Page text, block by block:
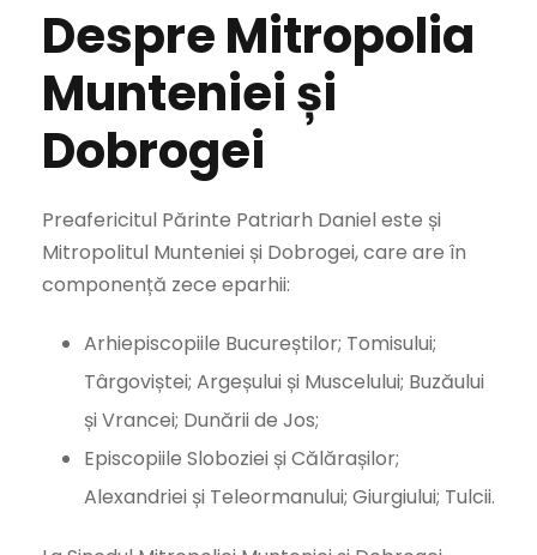
Despre Mitropolia
Munteniei și
Dobrogei
Preafericitul Părinte Patriarh Daniel este și
Mitropolitul Munteniei și Dobrogei, care are în
componență zece eparhii:
Arhiepiscopiile Bucureștilor; Tomisului;
Târgoviștei; Argeșului și Muscelului; Buzăului
și Vrancei; Dunării de Jos;
Episcopiile Sloboziei și Călărașilor;
Alexandriei și Teleormanului; Giurgiului; Tulcii.